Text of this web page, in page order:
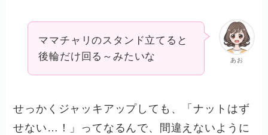
あお
ママチャリのスタンド立てると
後輪だけ回る～みたいな
せっかくジャッキアップしても、「ナットはず
せない…！」ってなるんで、間違えないように